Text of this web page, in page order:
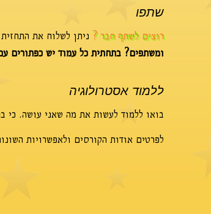
שתפו
רוצים לשתף חבר ? ניתן לשלוח את
ומשתפים? בתחתית כל עמוד יש כפתורים
ללמוד אסטרולוגיה
בואו ללמוד לעשות את מה שאני עושה. כי
לפרטים אודות הקורסים ולאפשרויות